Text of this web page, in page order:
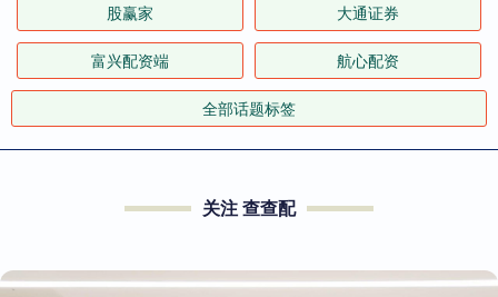
股赢家 大通证券
富兴配资端 航心配资
全部话题标签
关注 查查配